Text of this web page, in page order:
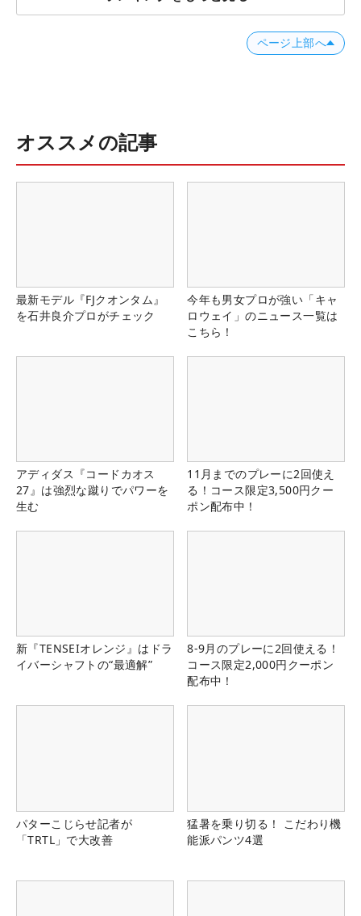
ページ上部へ
オススメの記事
最新モデル『FJクオンタム』
を石井良介プロがチェック
今年も男女プロが強い「キャ
ロウェイ」のニュース一覧は
こちら！
アディダス『コードカオス
27』は強烈な蹴りでパワーを
生む
11月までのプレーに2回使え
る！コース限定3,500円クー
ポン配布中！
新『TENSEIオレンジ』はドラ
イバーシャフトの“最適解”
8-9月のプレーに2回使える！
コース限定2,000円クーポン
配布中！
パターこじらせ記者が
「TRTL」で大改善
猛暑を乗り切る！ こだわり機
能派パンツ4選